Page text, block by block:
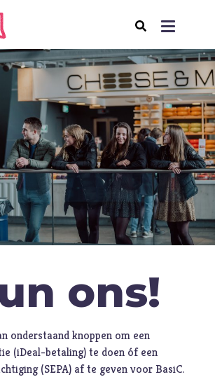
Move
It
Klooster
ons!
onderstaand knoppen om een
(iDeal-betaling) te doen óf een
(SEPA) af te geven voor BasiC.